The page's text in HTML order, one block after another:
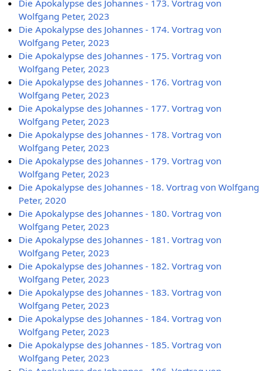
Die Apokalypse des Johannes - 173. Vortrag von
Wolfgang Peter, 2023
Die Apokalypse des Johannes - 174. Vortrag von
Wolfgang Peter, 2023
Die Apokalypse des Johannes - 175. Vortrag von
Wolfgang Peter, 2023
Die Apokalypse des Johannes - 176. Vortrag von
Wolfgang Peter, 2023
Die Apokalypse des Johannes - 177. Vortrag von
Wolfgang Peter, 2023
Die Apokalypse des Johannes - 178. Vortrag von
Wolfgang Peter, 2023
Die Apokalypse des Johannes - 179. Vortrag von
Wolfgang Peter, 2023
Die Apokalypse des Johannes - 18. Vortrag von Wolfgang
Peter, 2020
Die Apokalypse des Johannes - 180. Vortrag von
Wolfgang Peter, 2023
Die Apokalypse des Johannes - 181. Vortrag von
Wolfgang Peter, 2023
Die Apokalypse des Johannes - 182. Vortrag von
Wolfgang Peter, 2023
Die Apokalypse des Johannes - 183. Vortrag von
Wolfgang Peter, 2023
Die Apokalypse des Johannes - 184. Vortrag von
Wolfgang Peter, 2023
Die Apokalypse des Johannes - 185. Vortrag von
Wolfgang Peter, 2023